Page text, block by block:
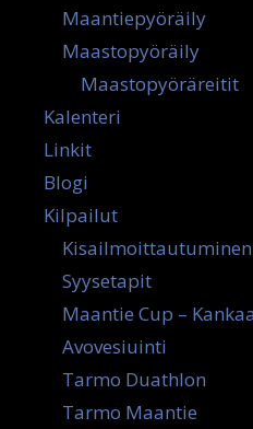
Maantiepyöräily
Maastopyöräily
Maastopyöräreitit
Kalenteri
Linkit
Blogi
Kilpailut
Syysetapit
Maantie Cup –
Avovesiuinti
Tarmo Duathlon
Tarmo Maantie